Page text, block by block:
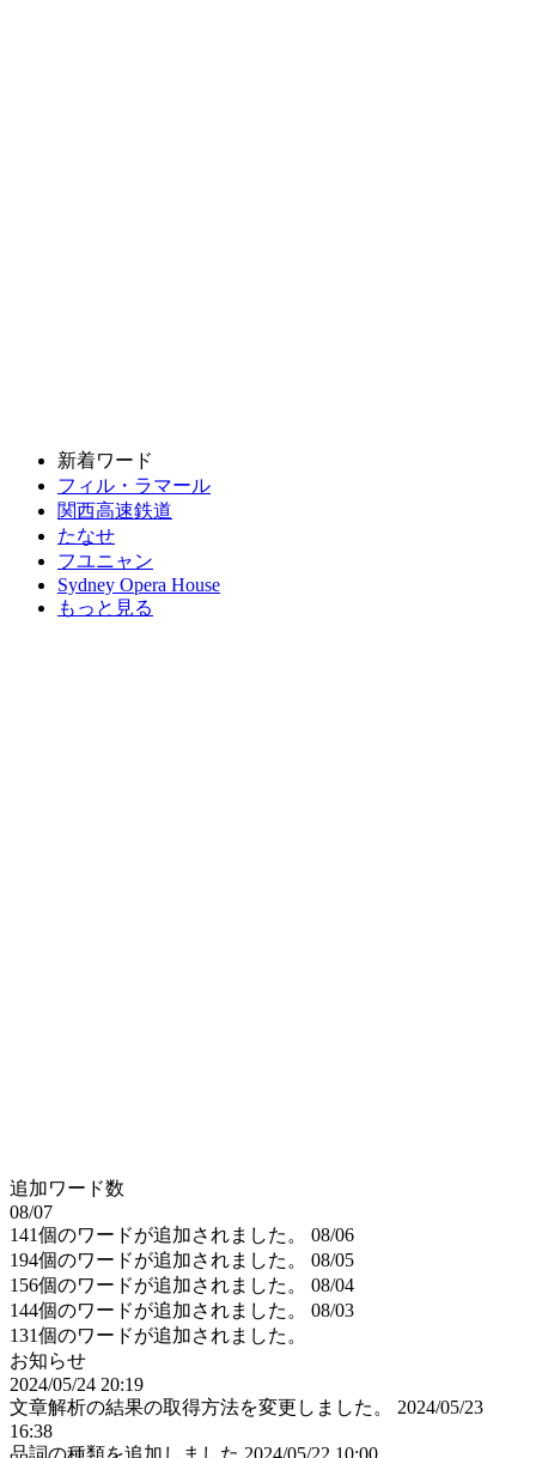
新着ワード
フィル・ラマール
関西高速鉄道
たなせ
フユニャン
Sydney Opera House
もっと見る
追加ワード数
08/07
141個のワードが追加されました。
08/06
194個のワードが追加されました。
08/05
156個のワードが追加されました。
08/04
144個のワードが追加されました。
08/03
131個のワードが追加されました。
お知らせ
2024/05/24 20:19
文章解析の結果の取得方法を変更しました。
2024/05/23
16:38
品詞の種類を追加しました 2024/05/22 10:00